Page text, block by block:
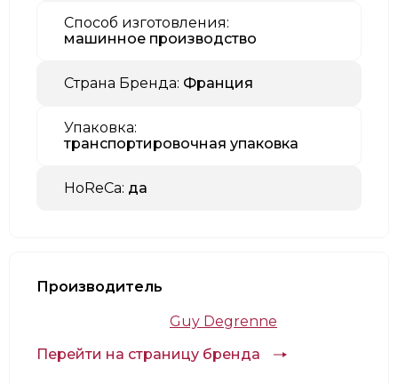
Способ изготовления:
машинное производство
Страна Бренда: Франция
Упаковка:
транспортировочная упаковка
HoReCa: да
Производитель
Guy Degrenne
Перейти на страницу бренда